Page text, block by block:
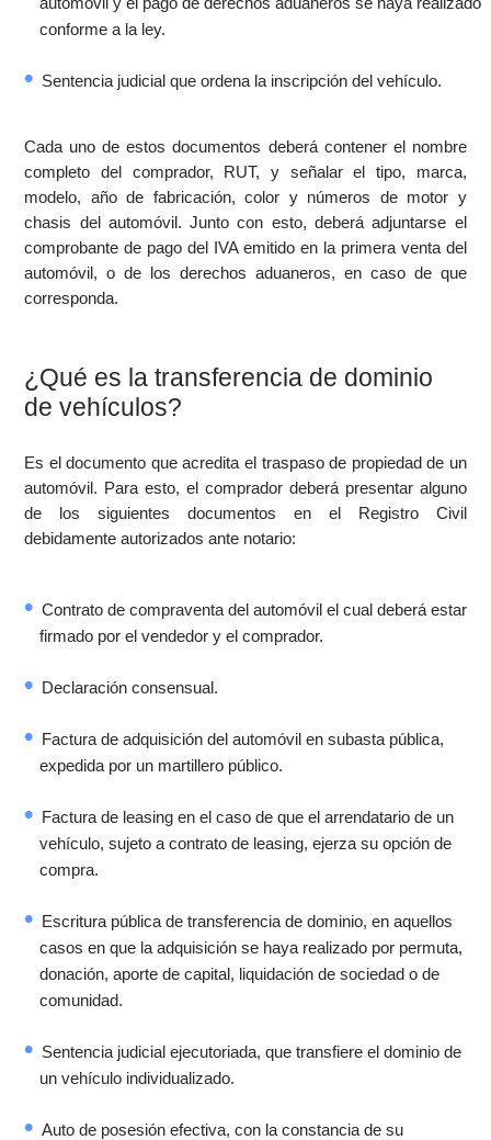
conforme a la ley.
Sentencia judicial que ordena la inscripción del vehículo.
Cada uno de estos documentos deberá contener el nombre
completo del comprador, RUT, y señalar el tipo, marca,
modelo, año de fabricación, color y números de motor y
chasis del automóvil. Junto con esto, deberá adjuntarse el
comprobante de pago del IVA emitido en la primera venta del
automóvil, o de los derechos aduaneros, en caso de que
corresponda.
¿Qué es la transferencia de dominio
de vehículos?
Es el documento que acredita el traspaso de propiedad de un
automóvil. Para esto, el comprador deberá presentar alguno
de los siguientes documentos en el Registro Civil
debidamente autorizados ante notario:
Contrato de compraventa del automóvil el cual deberá estar
firmado por el vendedor y el comprador.
Declaración consensual.
Factura de adquisición del automóvil en subasta pública,
expedida por un martillero público.
Factura de leasing en el caso de que el arrendatario de un
vehículo, sujeto a contrato de leasing, ejerza su opción de
compra.
Escritura pública de transferencia de dominio, en aquellos
casos en que la adquisición se haya realizado por permuta,
donación, aporte de capital, liquidación de sociedad o de
comunidad.
Sentencia judicial ejecutoriada, que transfiere el dominio de
un vehículo individualizado.
Auto de posesión efectiva, con la constancia de su